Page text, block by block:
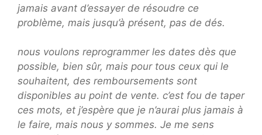
jamais avant d’essayer de résoudre ce
problème, mais jusqu’à présent, pas de dés.
nous voulons reprogrammer les dates dès que
possible, bien sûr, mais pour tous ceux qui le
souhaitent, des remboursements sont
disponibles au point de vente. c’est fou de taper
ces mots, et j’espère que je n’aurai plus jamais à
le faire, mais nous y sommes. Je me sens